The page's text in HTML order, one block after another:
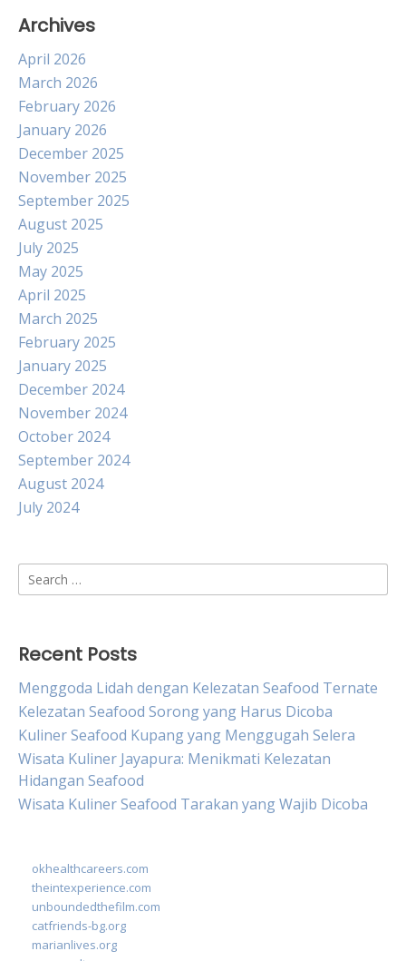
Archives
April 2026
March 2026
February 2026
January 2026
December 2025
November 2025
September 2025
August 2025
July 2025
May 2025
April 2025
March 2025
February 2025
January 2025
December 2024
November 2024
October 2024
September 2024
August 2024
July 2024
Search
for:
Recent Posts
Menggoda Lidah dengan Kelezatan Seafood Ternate
Kelezatan Seafood Sorong yang Harus Dicoba
Kuliner Seafood Kupang yang Menggugah Selera
Wisata Kuliner Jayapura: Menikmati Kelezatan
Hidangan Seafood
Wisata Kuliner Seafood Tarakan yang Wajib Dicoba
okhealthcareers.com
theintexperience.com
unboundedthefilm.com
catfriends-bg.org
marianlives.org